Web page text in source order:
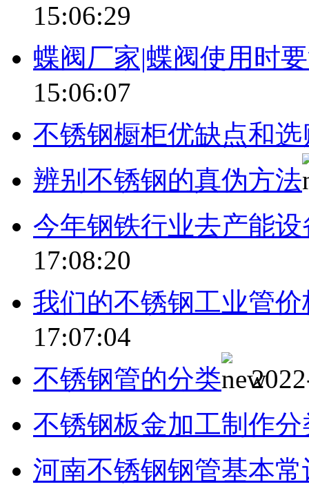
15:06:29
蝶阀厂家|蝶阀使用时
15:06:07
不锈钢橱柜优缺点和
辨别不锈钢的真伪方法
今年钢铁行业去产能
17:08:20
我们的不锈钢工业管
17:07:04
不锈钢管的分类
不锈钢板金加工制作分
河南不锈钢钢管基本常